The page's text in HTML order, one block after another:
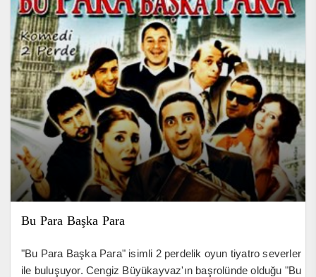
Bu Para Başka Para
"Bu Para Başka Para" isimli 2 perdelik oyun tiyatro severler
ile buluşuyor. Cengiz Büyükayvaz'ın başrolünde olduğu "Bu